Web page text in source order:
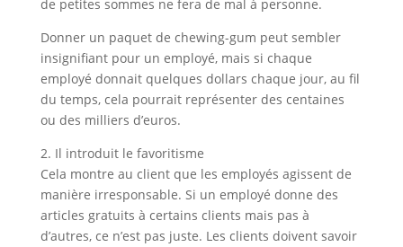
de petites sommes ne fera de mal à personne.
Donner un paquet de chewing-gum peut sembler
insignifiant pour un employé, mais si chaque
employé donnait quelques dollars chaque jour, au fil
du temps, cela pourrait représenter des centaines
ou des milliers d’euros.
2. Il introduit le favoritisme
Cela montre au client que les employés agissent de
manière irresponsable. Si un employé donne des
articles gratuits à certains clients mais pas à
d’autres, ce n’est pas juste. Les clients doivent savoir